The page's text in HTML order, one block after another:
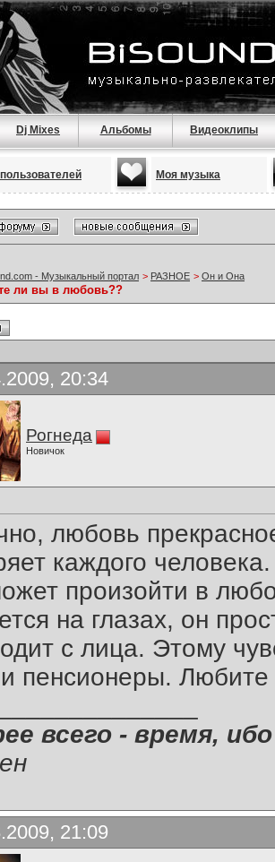
Dj Mixes Альбомы Видеоклипы
Моя музыка
- Музыкальный портал > РАЗНОЕ > Он и Она
ли вы в любовь??
20:34
Рогнеда
Новичок
любовь
каждого
произойти в
на глазах, он
с лица. Этому
пенсионеры.
всего - время,
21:09